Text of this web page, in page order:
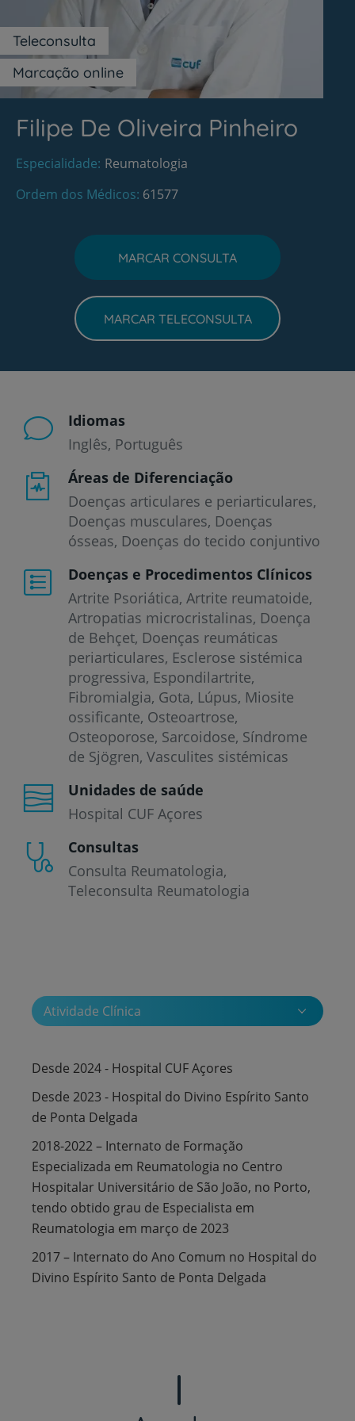
Marcação online
Teleconsulta
Filipe De Oliveira Pinheiro
Especialidade Reumatologia
Ordem dos Médicos 61577
MARCAR CONSULTA
MARCAR TELECONSULTA
Idiomas
Inglês Português
Áreas de Diferenciação
Doenças articulares e periarticulares,
Doenças musculares, Doenças
ósseas, Doenças do tecido conjuntivo
Doenças e Procedimentos Clínicos
Artrite Psoriática Artrite reumatoide
Artropatias microcristalinas Doença
de Behçet Doenças reumáticas
periarticulares Esclerose sistémica
progressiva Espondilartrite
Fibromialgia Gota Lúpus Miosite
ossificante Osteoartrose
Osteoporose Sarcoidose Síndrome
de Sjögren Vasculites sistémicas
Unidades de saúde
Hospital CUF Açores
Consultas
Consulta Reumatologia
Teleconsulta Reumatologia
Atividade Clínica
Desde 2024 - Hospital CUF Açores
Desde 2023 - Hospital do Divino Espírito Santo
de Ponta Delgada
2018-2022 – Internato de Formação
Especializada em Reumatologia no Centro
Hospitalar Universitário de São João, no Porto,
tendo obtido grau de Especialista em
Reumatologia em março de 2023
2017 – Internato do Ano Comum no Hospital do
Divino Espírito Santo de Ponta Delgada